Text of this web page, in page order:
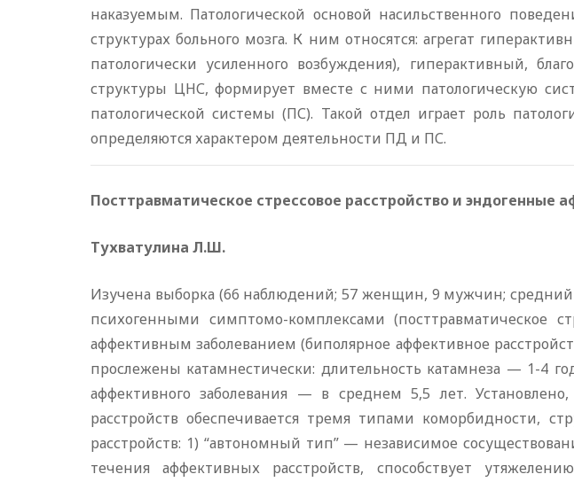
наказуемым. Патологической основой насильственного
структурах больного мозга. К ним относятся: агрегат
патологически усиленного возбуждения), гиперактивный,
структуры ЦНС, формирует вместе с ними патологическую
патологической системы (ПС). Такой отдел играет роль
определяются характером деятельности ПД и ПС.
Посттравматическое стрессовое расстройство и
Тухватулина Л.Ш.
Изучена выборка (66 наблюдений; 57 женщин, 9 мужчин; средний
психогенными симптомо-комплексами
аффективным заболеванием (биполярное аффективное
прослежены катамнестически: длительность катамнеза — 1-4
аффективного заболевания — в среднем 5,5 лет.
расстройств обеспечивается тремя типами коморбидности,
расстройств: 1) “автономный тип” — независимое
течения аффективных расстройств, способствует